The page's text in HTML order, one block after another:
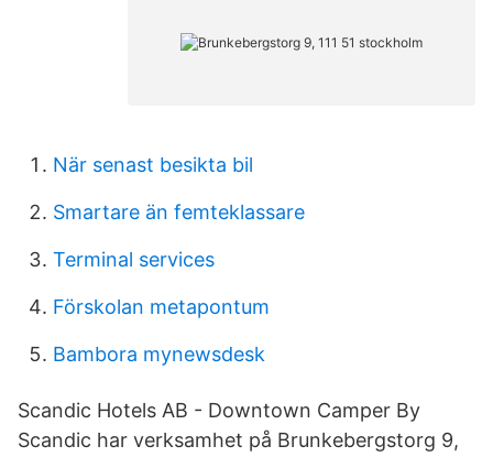
När senast besikta bil
Smartare än femteklassare
Terminal services
Förskolan metapontum
Bambora mynewsdesk
Scandic Hotels AB - Downtown Camper By
Scandic har verksamhet på Brunkebergstorg 9,